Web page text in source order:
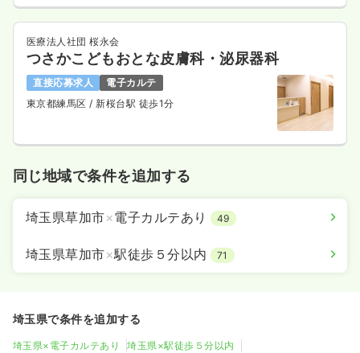
医療法人社団 桜永会
つさかこどもおとな皮膚科・泌尿器科
直接応募求人
電子カルテ
東京都練馬区/ 新桜台駅 徒歩1分
同じ地域で条件を追加する
埼玉県草加市×電子カルテあり 49
埼玉県草加市×駅徒歩５分以内 71
埼玉県で条件を追加する
埼玉県×電子カルテあり 埼玉県×駅徒歩５分以内